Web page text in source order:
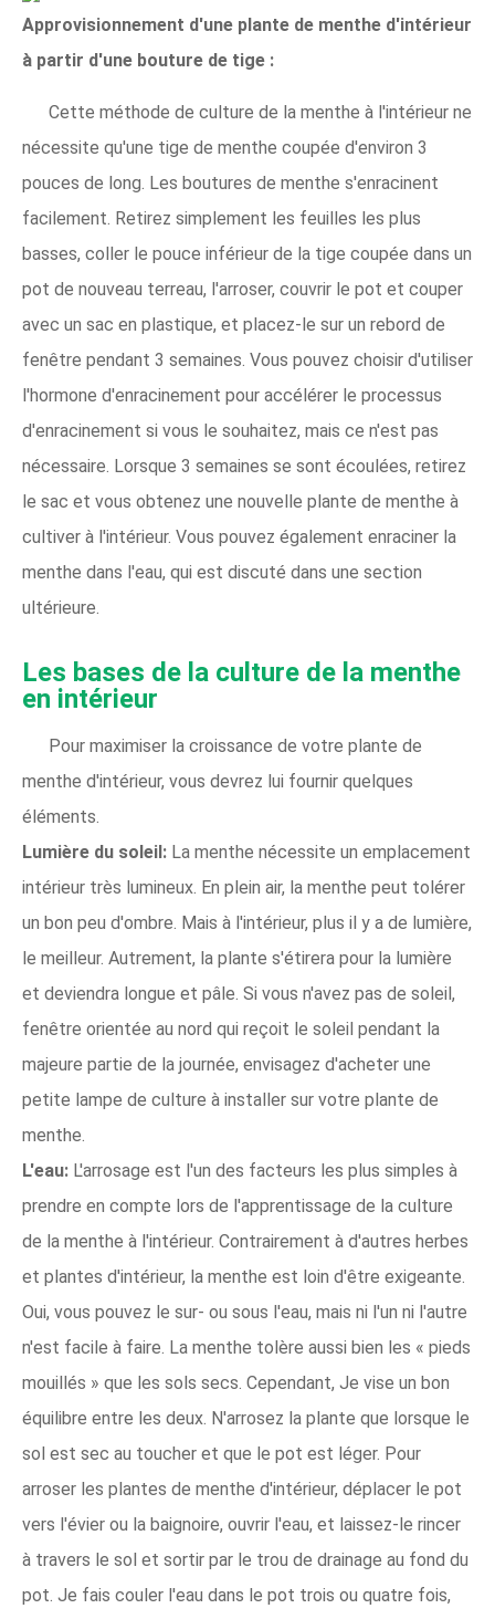
Approvisionnement d'une plante de menthe d'intérieur
à partir d'une bouture de tige :
Cette méthode de culture de la menthe à l'intérieur ne
nécessite qu'une tige de menthe coupée d'environ 3
pouces de long. Les boutures de menthe s'enracinent
facilement. Retirez simplement les feuilles les plus
basses, coller le pouce inférieur de la tige coupée dans un
pot de nouveau terreau, l'arroser, couvrir le pot et couper
avec un sac en plastique, et placez-le sur un rebord de
fenêtre pendant 3 semaines. Vous pouvez choisir d'utiliser
l'hormone d'enracinement pour accélérer le processus
d'enracinement si vous le souhaitez, mais ce n'est pas
nécessaire. Lorsque 3 semaines se sont écoulées, retirez
le sac et vous obtenez une nouvelle plante de menthe à
cultiver à l'intérieur. Vous pouvez également enraciner la
menthe dans l'eau, qui est discuté dans une section
ultérieure.
Les bases de la culture de la menthe
en intérieur
Pour maximiser la croissance de votre plante de
menthe d'intérieur, vous devrez lui fournir quelques
éléments.
Lumière du soleil: La menthe nécessite un emplacement
intérieur très lumineux. En plein air, la menthe peut tolérer
un bon peu d'ombre. Mais à l'intérieur, plus il y a de lumière,
le meilleur. Autrement, la plante s'étirera pour la lumière
et deviendra longue et pâle. Si vous n'avez pas de soleil,
fenêtre orientée au nord qui reçoit le soleil pendant la
majeure partie de la journée, envisagez d'acheter une
petite lampe de culture à installer sur votre plante de
menthe.
L'eau: L'arrosage est l'un des facteurs les plus simples à
prendre en compte lors de l'apprentissage de la culture
de la menthe à l'intérieur. Contrairement à d'autres herbes
et plantes d'intérieur, la menthe est loin d'être exigeante.
Oui, vous pouvez le sur- ou sous l'eau, mais ni l'un ni l'autre
n'est facile à faire. La menthe tolère aussi bien les « pieds
mouillés » que les sols secs. Cependant, Je vise un bon
équilibre entre les deux. N'arrosez la plante que lorsque le
sol est sec au toucher et que le pot est léger. Pour
arroser les plantes de menthe d'intérieur, déplacer le pot
vers l'évier ou la baignoire, ouvrir l'eau, et laissez-le rincer
à travers le sol et sortir par le trou de drainage au fond du
pot. Je fais couler l'eau dans le pot trois ou quatre fois,